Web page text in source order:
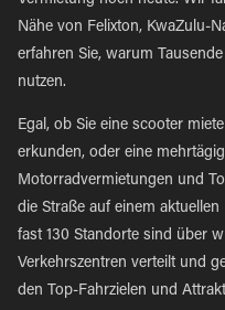
Nähe von Felixton, KwaZulu-
erfahren Sie, warum
nutzen.
Egal, ob Sie eine scooter
erkunden, oder eine
Motorradvermietungen und
die Straße auf einem
fast 130 Standorte sind über
Verkehrszentren verteilt und
den Top-Fahrzielen und